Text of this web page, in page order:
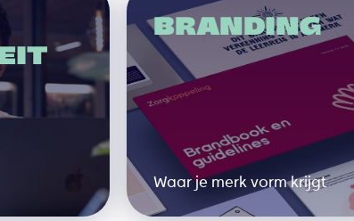
BRANDING
Waar je merk vorm krijgt